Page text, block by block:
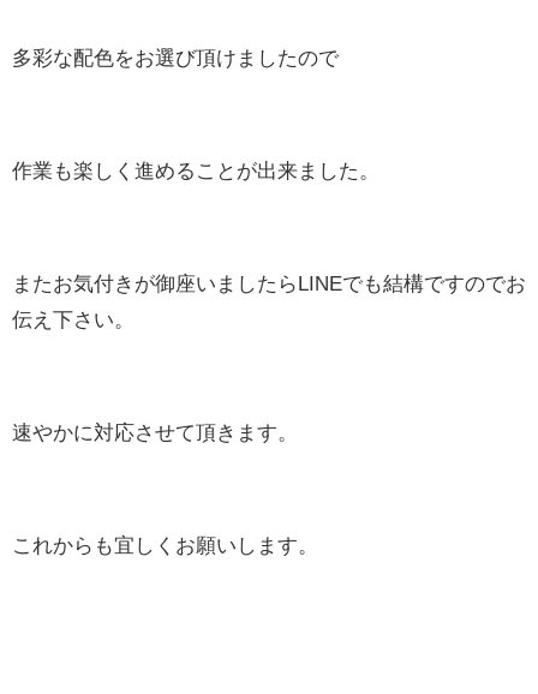
多彩な配色をお選び頂けましたので
作業も楽しく進めることが出来ました。
またお気付きが御座いましたらLINEでも結構ですのでお
伝え下さい。
速やかに対応させて頂きます。
これからも宜しくお願いします。